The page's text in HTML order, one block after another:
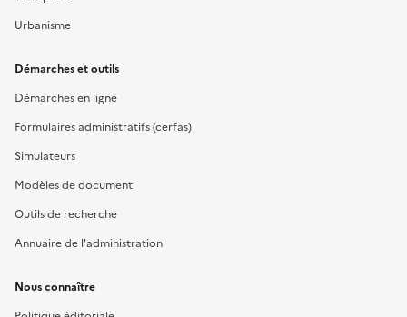
Urbanisme
Démarches et outils
Démarches en ligne
Formulaires administratifs (cerfas)
Simulateurs
Modèles de document
Outils de recherche
Annuaire de l'administration
Nous connaître